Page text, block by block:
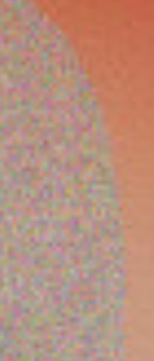
زيت إكليل الجبل
العطري من، نقي 100%
3.960 دب
اشتر الآن
2.200 دب